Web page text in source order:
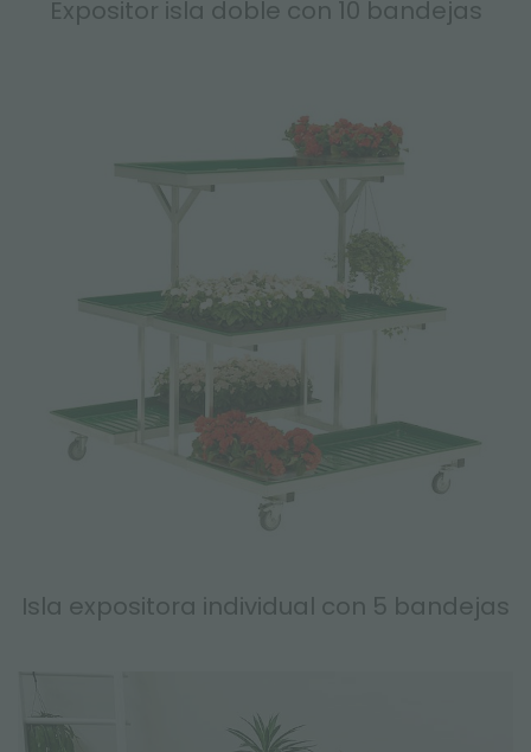
Expositor isla doble con 10 bandejas
Isla expositora individual con 5 bandejas